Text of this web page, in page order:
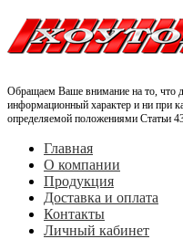
Обращаем Ваше внимание на то, что
информационный характер и ни при
определяемой положениями Статьи
Главная
О компании
Продукция
Доставка и оплата
Контакты
Личный кабинет